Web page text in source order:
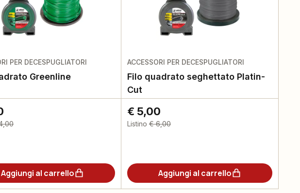
PER DECESPUGLIATORI
Greenline
Aggiungi al carrello
ACCESSORI PER DECESPUGLIATORI
Filo quadrato seghettato Platin-
Cut
€ 5,00
Listino € 6,00
Aggiungi al carrello